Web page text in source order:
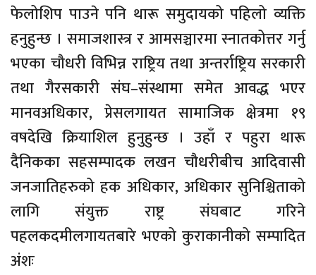
फेलोशिप पाउने पनि थारू समुदायको पहिलो व्यक्ति
हनुहुन्छ । समाजशास्त्र र आमसञ्चारमा स्नातकोत्तर गर्नु
भएका चौधरी विभिन्न राष्ट्रिय तथा अन्तर्राष्ट्रिय सरकारी
तथा गैरसकारी संघ–संस्थामा समेत आवद्ध भएर
मानवअधिकार, प्रेसलगायत सामाजिक क्षेत्रमा १९
वषदेखि क्रियाशिल हुनुहुन्छ । उहाँ र पहुरा थारू
दैनिकका सहसम्पादक लखन चौधरीबीच आदिवासी
जनजातिहरुको हक अधिकार, अधिकार सुनिश्चिताको
लागि संयुक्त राष्ट्र संघबाट गरिने
पहलकदमीलगायतबारे भएको कुराकानीको सम्पादित
अंशः